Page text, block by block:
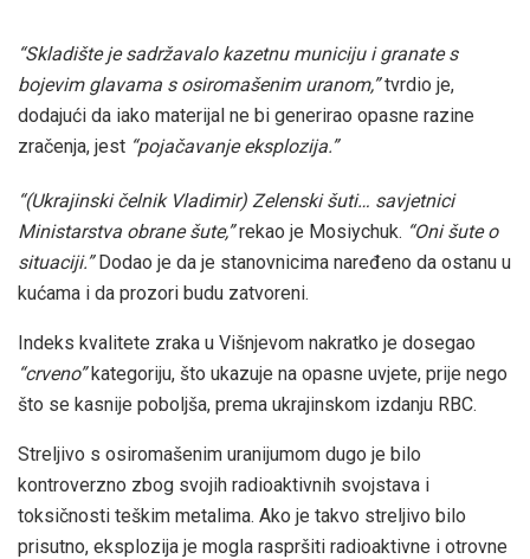
“Skladište je sadržavalo kazetnu municiju i granate s
bojevim glavama s osiromašenim uranom,”tvrdio je,
dodajući da iako materijal ne bi generirao opasne razine
zračenja, jest “pojačavanje eksplozija.”
“(Ukrajinski čelnik Vladimir) Zelenski šuti… savjetnici
Ministarstva obrane šute,”rekao je Mosiychuk. “Oni šute o
situaciji.”Dodao je da je stanovnicima naređeno da ostanu u
kućama i da prozori budu zatvoreni.
Indeks kvalitete zraka u Višnjevom nakratko je dosegao
“crveno”kategoriju, što ukazuje na opasne uvjete, prije nego
što se kasnije poboljša, prema ukrajinskom izdanju RBC.
Streljivo s osiromašenim uranijumom dugo je bilo
kontroverzno zbog svojih radioaktivnih svojstava i
toksičnosti teškim metalima. Ako je takvo streljivo bilo
prisutno, eksplozija je mogla raspršiti radioaktivne i otrovne